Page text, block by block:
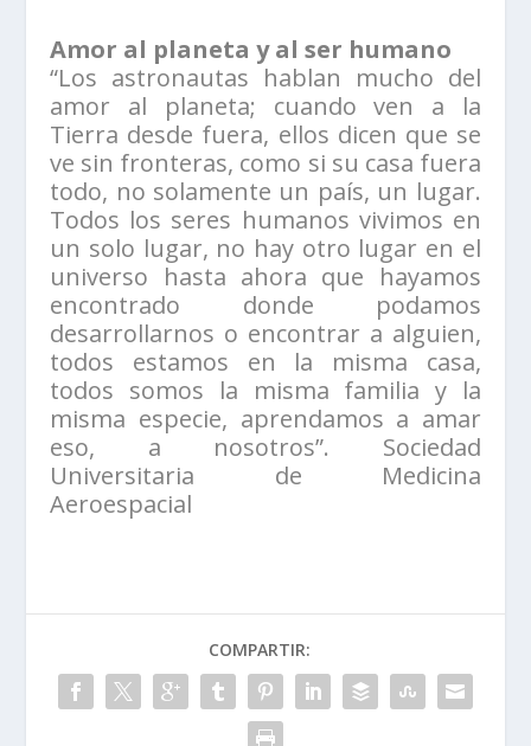
Amor al planeta y al ser humano
“Los astronautas hablan mucho del
amor al planeta; cuando ven a la
Tierra desde fuera, ellos dicen que se
ve sin fronteras, como si su casa fuera
todo, no solamente un país, un lugar.
Todos los seres humanos vivimos en
un solo lugar, no hay otro lugar en el
universo hasta ahora que hayamos
encontrado donde podamos
desarrollarnos o encontrar a alguien,
todos estamos en la misma casa,
todos somos la misma familia y la
misma especie, aprendamos a amar
eso, a nosotros”. Sociedad
Universitaria de Medicina
Aeroespacial
COMPARTIR: